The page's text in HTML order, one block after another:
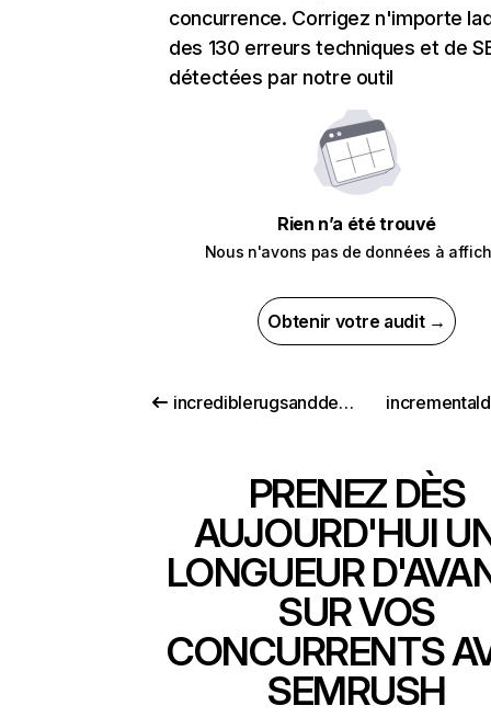
concurrence. Corrigez n'importe
des 130 erreurs techniques et de
détectées par notre outil
Rien n’a été trouvé
Nous n'avons pas de données à
Obtenir votre audit →
incrediblerugsanddecor.com
PRENEZ DÈS
AUJOURD'HUI
LONGUEUR
SUR VOS
CONCURRENTS
SEMRUSH